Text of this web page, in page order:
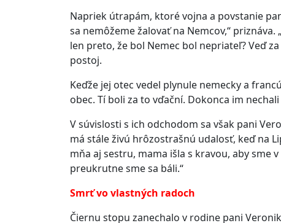
Napriek útrapám, ktoré vojna a povstanie
sa nemôžeme žalovať na Nemcov,“
len preto, že bol Nemec bol nepriateľ? Veď
postoj.
Keďže jej otec vedel plynule nemecky a
obec. Tí boli za to vďační. Dokonca im
V súvislosti s ich odchodom sa však pani
má stále živú hrôzostrašnú udalosť, keď na
mňa aj sestru, mama išla s kravou, aby sme
preukrutne sme sa báli.“
Smrť vo vlastných radoch
Čiernu stopu zanechalo v rodine pani